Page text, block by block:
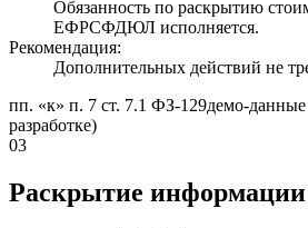
Обязанность по раскрытию
ЕФРСФДЮЛ исполняется.
Рекомендация:
Дополнительных действий не
пп. «к» п. 7 ст. 7.1 ФЗ-129демо-данные
разработке)
03
Раскрытие информации